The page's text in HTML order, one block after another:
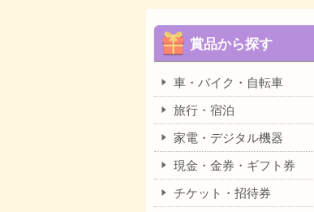
賞品から探す
車・バイク・自転車
旅行・宿泊
家電・デジタル機器
現金・金券・ギフト券
チケット・招待券